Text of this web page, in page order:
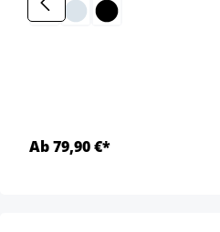
Ab 79,90 €*